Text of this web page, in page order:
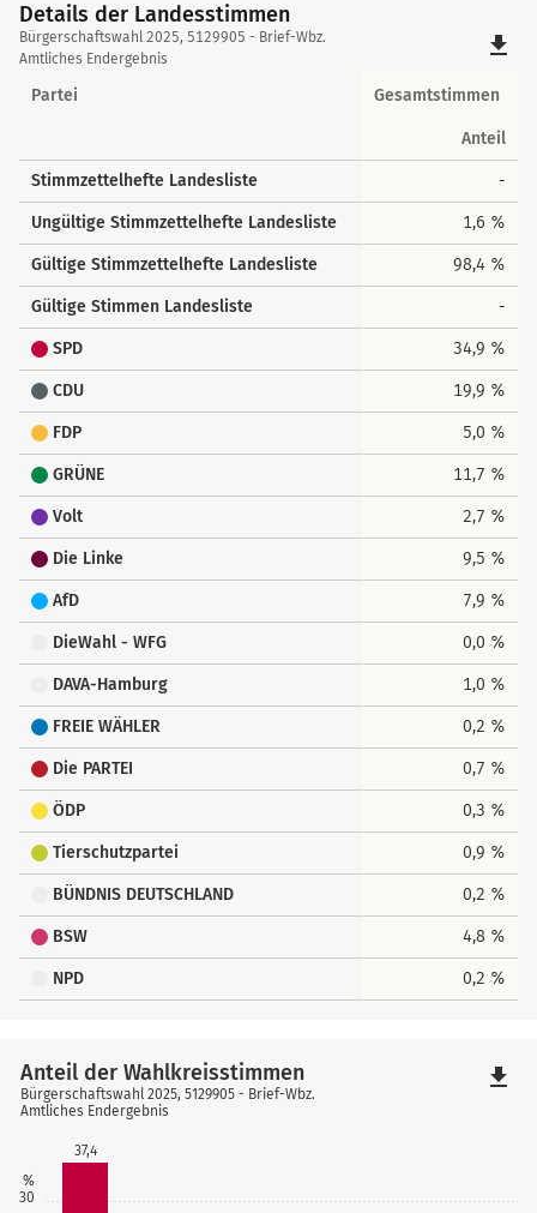
Details der Landesstimmen
Details
der
Landesstimmen
Bürgerschaftswahl 2025, 5129905 - Brief-Wbz.
Amtliches Endergebnis
file_download
Partei Gesamtstimmen
Anteil
Stimmzettelhefte Landesliste -
Ungültige Stimmzettelhefte Landesliste 1,6 %
Gültige Stimmzettelhefte Landesliste 98,4 %
Gültige Stimmen Landesliste -
SPD 34,9 %
CDU 19,9 %
FDP 5,0 %
GRÜNE 11,7 %
Volt 2,7 %
Die Linke 9,5 %
AfD 7,9 %
DieWahl - WFG 0,0 %
DAVA-Hamburg 1,0 %
FREIE WÄHLER 0,2 %
Die PARTEI 0,7 %
ÖDP 0,3 %
Tierschutzpartei 0,9 %
BÜNDNIS DEUTSCHLAND 0,2 %
BSW 4,8 %
NPD 0,2 %
30
%
37,4
Anteil der Wahlkreisstimmen
Bürgerschaftswahl 2025, 5129905 - Brief-Wbz.
Amtliches Endergebnis
file_download